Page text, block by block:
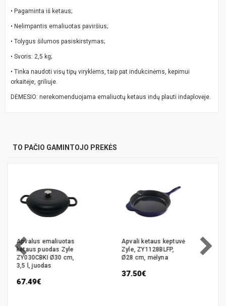
• Pagaminta iš ketaus;
• Nelimpantis emaliuotas paviršius;
• Tolygus šilumos pasiskirstymas;
• Svoris: 2,5 kg;
• Tinka naudoti visų tipų viryklėms, taip pat indukcinėms, kepimui
orkaitėje, griliuje.
DĖMESIO: nerekomenduojama emaliuotų ketaus indų plauti indaplovėje.
TO PAČIO GAMINTOJO PREKĖS
Apvali ketaus keptuvė
Zyle, ZY1128BLFP,
Ø28 cm, mėlyna
Apvali ketaus keptuvė
Zyle, ZY1126RFP, Ø26
cm, raudona
32.50€